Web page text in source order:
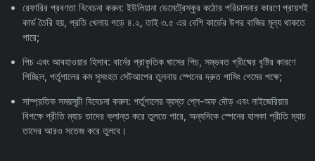
রেফারির প্রবণতা বিবেচনা করুন: ইউলিয়ানা ডেমেট্রেস্কুর কঠোর পরিচালনার কারণে প্রায়শই
কার্ড তৈরি হয়, প্রতি খেলায় গড়ে ৪.২, তাই ৩.৫ এর বেশি কার্ডের উপর বাজির মূল্য থাকতে
পারে;
পিচ এবং আবহাওয়ার হিসাব: বার্নের প্রাকৃতিক ঘাসের পিচ, সম্ভবত গ্রীষ্মের বৃষ্টির কারণে
পিচ্ছিল, পর্তুগালের কম সুসংহত সেটআপের তুলনায় স্পেনের দ্রুত পাসিং গেমের পক্ষে;
সাম্প্রতিক সময়সূচী বিবেচনা করুন: পর্তুগালের ব্যস্ত প্লে-অফ দৌড় এবং নাইজেরিয়ার
বিপক্ষে প্রীতি ম্যাচ তাদের ক্লান্ত করে তুলতে পারে, অন্যদিকে স্পেনের হালকা প্রীতি ম্যাচ
তাদের আরও সতেজ করে তুলবে।